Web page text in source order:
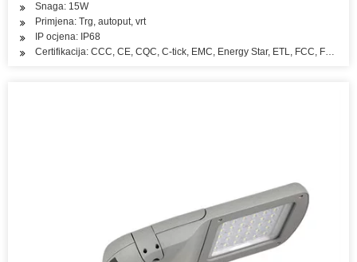
Snaga: 15W
Primjena: Trg, autoput, vrt
IP ocjena: IP68
Certifikacija: CCC, CE, CQC, C-tick, EMC, Energy Star, ETL, FCC, FDA,